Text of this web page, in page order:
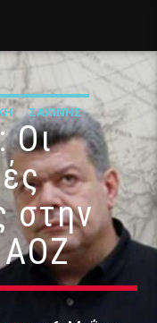
ΣΑΧΊΝΗΣ
Οι
στην
ΑΟΖ